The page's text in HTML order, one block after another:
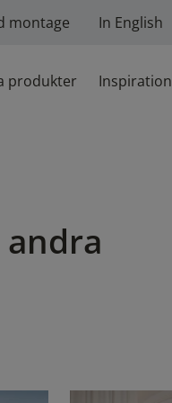
montage In English
produkter Inspiration